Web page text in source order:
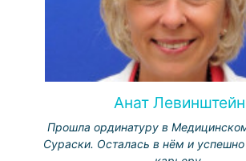
Анат Левинштейн
Прошла ординатуру в
Сураски. Осталась в нём и